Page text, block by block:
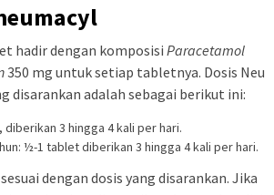
hadir dengan komposisi Paracetamol
350 mg untuk setiap tabletnya. Dosis Neu
disarankan adalah sebagai berikut ini:
diberikan 3 hingga 4 kali per hari.
½-1 tablet diberikan 3 hingga 4 kali per hari.
dengan dosis yang disarankan. Jika